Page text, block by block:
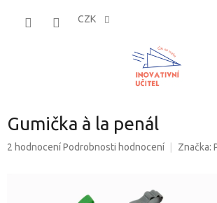
CZK
Gumička à la penál
Průměrné
2 hodnoceníPodrobnosti hodnocení Značka: